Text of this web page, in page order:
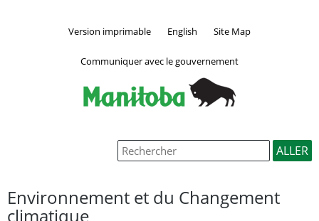
Version imprimable English Site Map
Communiquer avec le gouvernement
Environnement et du Changement
climatique